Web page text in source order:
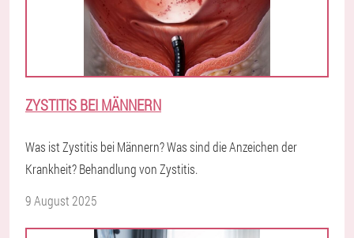
ZYSTITIS BEI MÄNNERN
Was ist Zystitis bei Männern? Was sind die Anzeichen der
Krankheit? Behandlung von Zystitis.
9 August 2025